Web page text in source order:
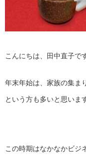
こんにちは、田中直子で
年末年始は、家族の集ま
という方も多いと思いま
この時期はなかなかビジ